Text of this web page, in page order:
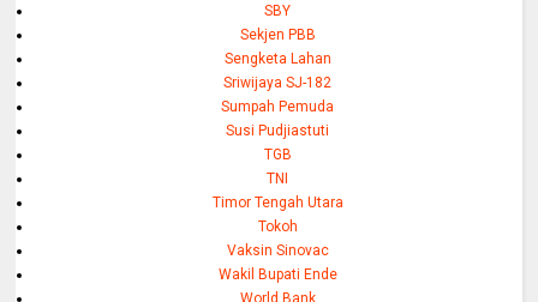
SBY
Sekjen PBB
Sengketa Lahan
Sriwijaya SJ-182
Sumpah Pemuda
Susi Pudjiastuti
TGB
TNI
Timor Tengah Utara
Tokoh
Vaksin Sinovac
Wakil Bupati Ende
World Bank